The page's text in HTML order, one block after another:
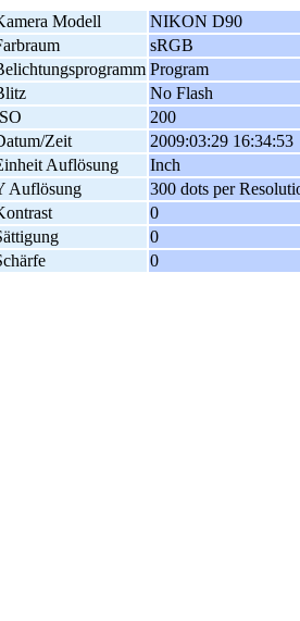
Modell
NIKON D90
sRGB
Program
No Flash
200
Zeit
2009:03:29 16:34:53
Auflösung
Inch
Auflösung
300 dots per
0
0
0